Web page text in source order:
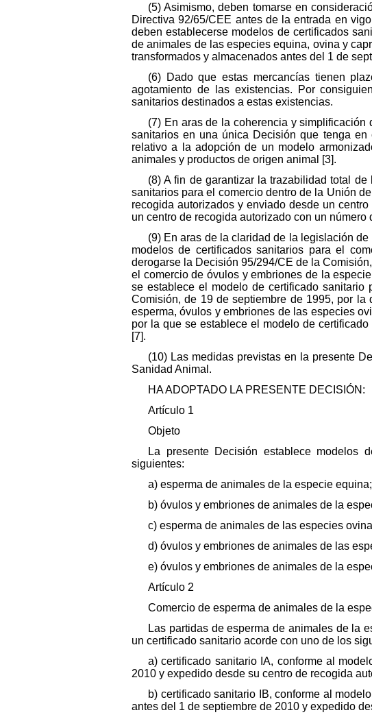
(5) Asimismo, deben tomarse en
Directiva 92/65/CEE antes de la entrada en
deben establecerse modelos de certificados
de animales de las especies equina, ovina y
transformados y almacenados antes del 1 de
(6) Dado que estas mercancías tienen
agotamiento de las existencias. Por
sanitarios destinados a estas existencias.
(7) En aras de la coherencia y
sanitarios en una única Decisión que tenga
relativo a la adopción de un modelo
animales y productos de origen animal [3].
(8) A fin de garantizar la trazabilidad total
sanitarios para el comercio dentro de la Unión
recogida autorizados y enviado desde un
un centro de recogida autorizado con un número
(9) En aras de la claridad de la legislación
modelos de certificados sanitarios para el
derogarse la Decisión 95/294/CE de la
el comercio de óvulos y embriones de la
se establece el modelo de certificado
Comisión, de 19 de septiembre de 1995, por
esperma, óvulos y embriones de las especies
por la que se establece el modelo de
[7].
(10) Las medidas previstas en la presente
Sanidad Animal.
HA ADOPTADO LA PRESENTE DECISIÓN:
Artículo 1
Objeto
La presente Decisión establece modelos
siguientes:
a) esperma de animales de la especie equina;
b) óvulos y embriones de animales de la
c) esperma de animales de las especies
d) óvulos y embriones de animales de las
e) óvulos y embriones de animales de la
Artículo 2
Comercio de esperma de animales de la
Las partidas de esperma de animales de la
un certificado sanitario acorde con uno de los
a) certificado sanitario IA, conforme al
2010 y expedido desde su centro de recogida
b) certificado sanitario IB, conforme al
antes del 1 de septiembre de 2010 y expedido